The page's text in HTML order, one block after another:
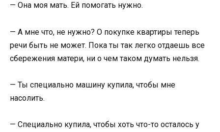
— Она моя мать. Ей помогать нужно.
— А мне что, не нужно? О покупке квартиры теперь
речи быть не может. Пока ты так легко отдаешь все
сбережения матери, ни о чем таком думать нельзя.
— Ты специально машину купила, чтобы мне
насолить.
— Специально купила, чтобы хоть что-то осталось у